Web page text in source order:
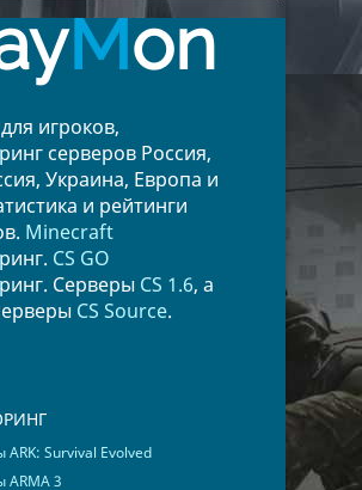
Mon
игроков,
серверов Россия,
Украина, Европа и
и рейтинги
Minecraft
CS GO
Серверы CS 1.6, а
CS Source.
ARK: Survival Evolved
ARMA 3